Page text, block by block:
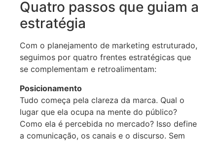
Quatro passos que guiam a
estratégia
Com o planejamento de marketing estruturado,
seguimos por quatro frentes estratégicas que
se complementam e retroalimentam:
Posicionamento
Tudo começa pela clareza da marca. Qual o
lugar que ela ocupa na mente do público?
Como ela é percebida no mercado? Isso define
a comunicação, os canais e o discurso. Sem